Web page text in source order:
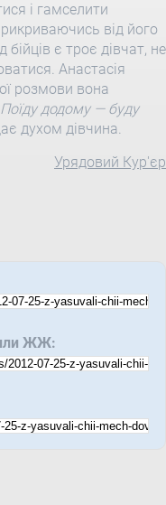
і гамселити
від його
є троє дівчат, не
Анастасія
розмови вона
Поїду додому — буду
духом дівчина.
Урядовий Кур'єр
ЖЖ: